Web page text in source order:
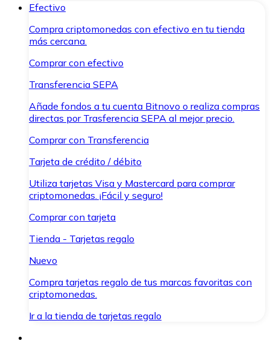
Efectivo
Compra criptomonedas con efectivo en tu tienda
más cercana.
Comprar con efectivo
Transferencia SEPA
Añade fondos a tu cuenta Bitnovo o realiza compras
directas por Trasferencia SEPA al mejor precio.
Comprar con Transferencia
Tarjeta de crédito / débito
Utiliza tarjetas Visa y Mastercard para comprar
criptomonedas. ¡Fácil y seguro!
Comprar con tarjeta
Tienda - Tarjetas regalo
Nuevo
Compra tarjetas regalo de tus marcas favoritas con
criptomonedas.
Ir a la tienda de tarjetas regalo